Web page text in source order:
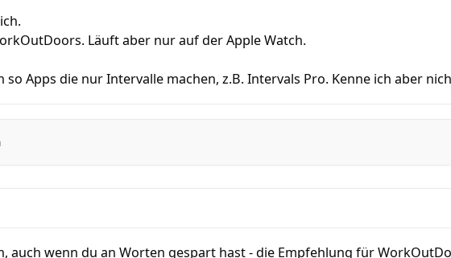
Läuft aber nur auf der Apple Watch.
so Apps die nur Intervalle machen, z.B. Intervals Pro. Kenne ich aber
auch wenn du an Worten gespart hast - die Empfehlung für